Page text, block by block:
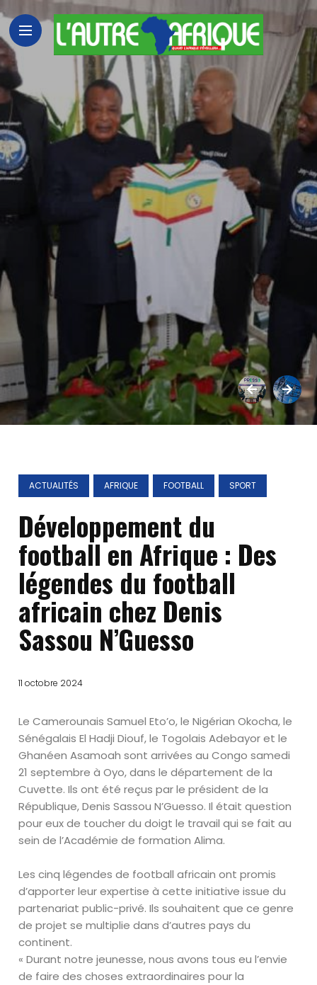
ACTUALITÉS AFRIQUE FOOTBALL SPORT
Développement du
football en Afrique : Des
légendes du football
africain chez Denis
Sassou N’Guesso
11 octobre 2024
Le Camerounais Samuel Eto’o, le Nigérian Okocha, le
Sénégalais El Hadji Diouf, le Togolais Adebayor et le
Ghanéen Asamoah sont arrivées au Congo samedi
21 septembre à Oyo, dans le département de la
Cuvette. Ils ont été reçus par le président de la
République, Denis Sassou N’Guesso. Il était question
pour eux de toucher du doigt le travail qui se fait au
sein de l’Académie de formation Alima.
Les cinq légendes de football africain ont promis
d’apporter leur expertise à cette initiative issue du
partenariat public-privé. Ils souhaitent que ce genre
de projet se multiplie dans d’autres pays du
continent.
« Durant notre jeunesse, nous avons tous eu l’envie
de faire des choses extraordinaires pour la